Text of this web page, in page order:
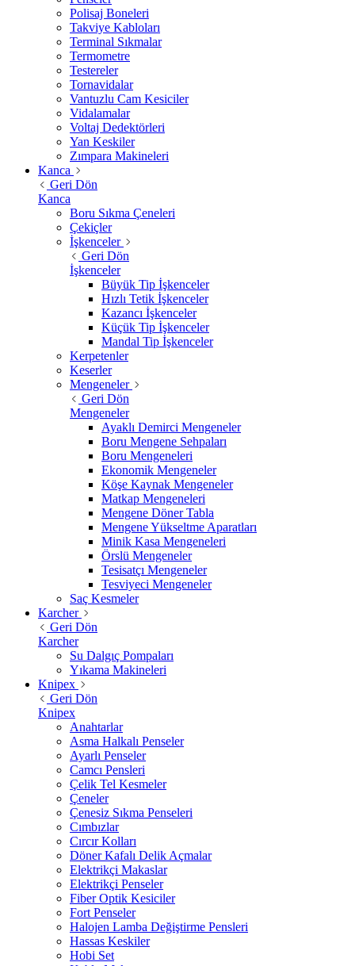
Polisaj Boneleri
Takviye Kabloları
Terminal Sıkmalar
Termometre
Testereler
Tornavidalar
Vantuzlu Cam Kesiciler
Vidalamalar
Voltaj Dedektörleri
Yan Keskiler
Zımpara Makineleri
Kanca
Geri Dön
Kanca
Boru Sıkma Çeneleri
Çekiçler
İşkenceler
Geri Dön
İşkenceler
Büyük Tip İşkenceler
Hızlı Tetik İşkenceler
Kazancı İşkenceler
Küçük Tip İşkenceler
Mandal Tip İşkenceler
Kerpetenler
Keserler
Mengeneler
Geri Dön
Mengeneler
Ayaklı Demirci Mengeneler
Boru Mengene Sehpaları
Boru Mengeneleri
Ekonomik Mengeneler
Köşe Kaynak Mengeneler
Matkap Mengeneleri
Mengene Döner Tabla
Mengene Yükseltme Aparatları
Minik Kasa Mengeneleri
Örslü Mengeneler
Tesisatçı Mengeneler
Tesviyeci Mengeneler
Saç Kesmeler
Karcher
Geri Dön
Karcher
Su Dalgıç Pompaları
Yıkama Makineleri
Knipex
Geri Dön
Knipex
Anahtarlar
Asma Halkalı Penseler
Ayarlı Penseler
Camcı Pensleri
Çelik Tel Kesmeler
Çeneler
Çenesiz Sıkma Penseleri
Cımbızlar
Cırcır Kolları
Döner Kafalı Delik Açmalar
Elektrikçi Makaslar
Elektrikçi Penseler
Fiber Optik Kesiciler
Fort Penseler
Halojen Lamba Değiştirme Pensleri
Hassas Keskiler
Hobi Set